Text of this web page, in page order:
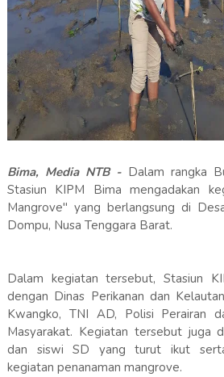
Bima, Media NTB - Dalam rangka
Stasiun KIPM Bima mengadakan
Mangrove" yang berlangsung di
Dompu, Nusa Tenggara Barat.
Dalam kegiatan tersebut, Stasiun
dengan Dinas Perikanan dan
Kwangko, TNI AD, Polisi Perairan
Masyarakat. Kegiatan tersebut juga
dan siswi SD yang turut ikut
kegiatan penanaman mangrove.